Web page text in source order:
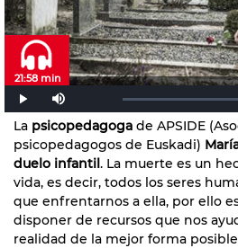
21:58 min
La psicopedagoga de APSIDE
psicopedagogos de Euskadi)
duelo infantil. La muerte es un
vida, es decir, todos los seres
que enfrentarnos a ella, por ello
disponer de recursos que nos
realidad de la mejor forma